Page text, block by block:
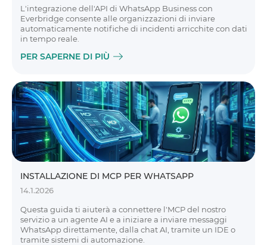
L'integrazione dell'API di WhatsApp Business con
Everbridge consente alle organizzazioni di inviare
automaticamente notifiche di incidenti arricchite con dati
in tempo reale.
PER SAPERNE DI PIÙ
INSTALLAZIONE DI MCP PER WHATSAPP
14.1.2026
Questa guida ti aiuterà a connettere l'MCP del nostro
servizio a un agente AI e a iniziare a inviare messaggi
WhatsApp direttamente, dalla chat AI, tramite un IDE o
tramite sistemi di automazione.